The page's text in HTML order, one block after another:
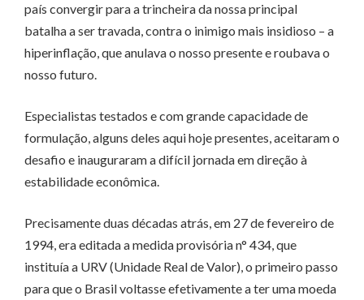
país convergir para a trincheira da nossa principal
batalha a ser travada, contra o inimigo mais insidioso – a
hiperinflação, que anulava o nosso presente e roubava o
nosso futuro.
Especialistas testados e com grande capacidade de
formulação, alguns deles aqui hoje presentes, aceitaram o
desafio e inauguraram a difícil jornada em direção à
estabilidade econômica.
Precisamente duas décadas atrás, em 27 de fevereiro de
1994, era editada a medida provisória n° 434, que
instituía a URV (Unidade Real de Valor), o primeiro passo
para que o Brasil voltasse efetivamente a ter uma moeda